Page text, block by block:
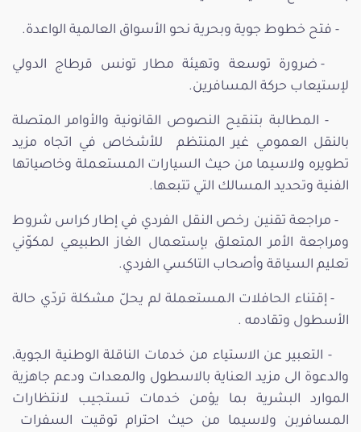
- فتح خطوط جوية وبحرية نحو الأسواق العالمية الواعدة.
- ضرورة توسعة وتهيئة مطار تونس قرطاج الدولي
لإستيعاب حركة المسافرين.
- المطالبة بتنقيح النصوص القانونية والأوامر المتصلة
بالنقل العمومي غير المنتظم للأشخاص في اتجاه مزيد
تطويره ولاسيما من حيث السيارات المستعملة وخاصياتها
الفنية وتحديد المسالك التي تتبعها.
- مراجعة تقنين رخص النقل الفردي في إطار كراس شروط
ومراجعة الأمر المتعلق بإستعمال الغاز الطبيعي لمكوّني
تعليم السياقة وأصحاب التاكسي الفردي.
- إقتناء الحافلات المستعملة لم يحلّ مشكلة تردّي حالة
الأسطول وتقادمه .
- التعبير عن الاستياء من خدمات الناقلة الوطنية الجوية،
والدعوة الى مزيد العناية بالاسطول والمعدات ودعم جاهزية
الموارد البشرية بما يؤمن خدمات تستجيب لانتظارات
المسافربن ولاسيما من حيث احترام توقيت السفرات